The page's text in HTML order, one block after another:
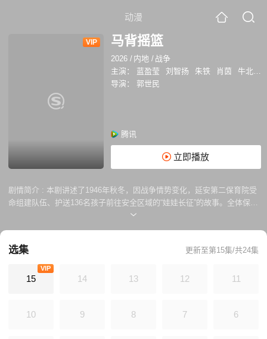
动漫
VIP 马背摇篮
2026 / 内地 / 战争
主演：
蓝盈莹 刘智扬 朱铁 肖茵 牛北壬
导演：
郭世民
腾讯
立即播放
剧情简介 : 本剧讲述了1946年秋冬，因战争情势变化，延安第二保育院受
命组建队伍、护送136名孩子前往安全区域的“娃娃长征”的故事。全体保育
员和战士浴血牺牲保护孩子们周全，在枪林弹雨、恶劣环境的迁移中最终
选集 更新至第15集/共24集
15
VIP
14 13 12 11
10 9 8 7 6